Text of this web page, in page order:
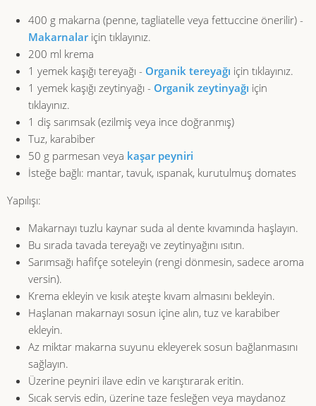
400 g makarna (penne, tagliatelle veya fettuccine önerilir) -
Makarnalariçin tıklayınız.
200 ml krema
1 yemek kaşığı tereyağı - Organik tereyağı için tıklayınız.
1 yemek kaşığı zeytinyağı - Organik zeytinyağı için
tıklayınız.
1 diş sarımsak (ezilmiş veya ince doğranmış)
Tuz, karabiber
50 g parmesan veya kaşar peyniri
İsteğe bağlı: mantar, tavuk, ıspanak, kurutulmuş domates
Yapılışı:
Makarnayı tuzlu kaynar suda al dente kıvamında haşlayın.
Bu sırada tavada tereyağı ve zeytinyağını ısıtın.
Sarımsağı hafifçe soteleyin (rengi dönmesin, sadece aroma
versin).
Krema ekleyin ve kısık ateşte kıvam almasını bekleyin.
Haşlanan makarnayı sosun içine alın, tuz ve karabiber
ekleyin.
Az miktar makarna suyunu ekleyerek sosun bağlanmasını
sağlayın.
Üzerine peyniri ilave edin ve karıştırarak eritin.
Sıcak servis edin, üzerine taze fesleğen veya maydanoz